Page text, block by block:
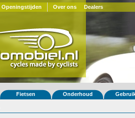
Openingstijden Over ons Dealers
Fietsen Onderhoud